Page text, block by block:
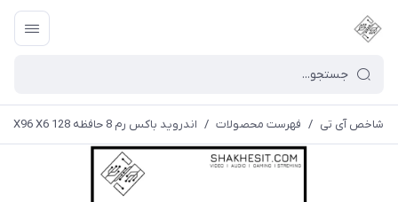
شاخص آی تی / فهرست محصولات / اندروید باکس رم 8 حافظه 128 X96 X6